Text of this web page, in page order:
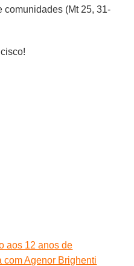
comunidades (Mt 25, 31-
aos 12 anos de
com Agenor Brighenti